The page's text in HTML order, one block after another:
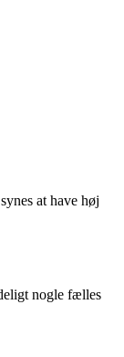
at have høj
nogle fælles